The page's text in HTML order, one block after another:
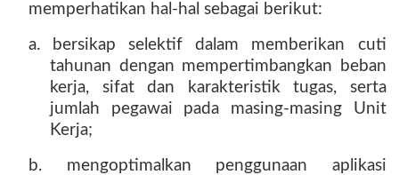
memperhatikan hal-hal sebagai berikut:
a. bersikap selektif dalam memberikan cuti
tahunan dengan mempertimbangkan beban
kerja, sifat dan karakteristik tugas, serta
jumlah pegawai pada masing-masing Unit
Kerja;
b. mengoptimalkan penggunaan aplikasi